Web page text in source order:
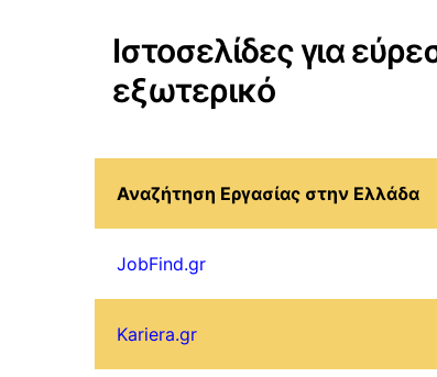
Ιστοσελίδες για
εξωτερικό
Αναζήτηση Εργασίας στην Ελλάδα
JobFind.gr
Kariera.gr